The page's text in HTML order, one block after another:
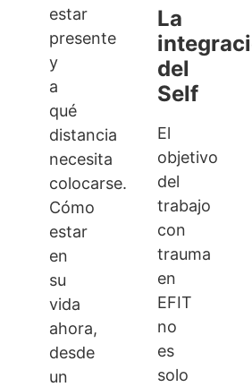
estar
presente
y
a
qué
distancia
necesita
colocarse.
Cómo
estar
en
su
vida
ahora,
desde
un
La
del
Self
El
objetivo
del
trabajo
con
trauma
en
EFIT
no
es
solo